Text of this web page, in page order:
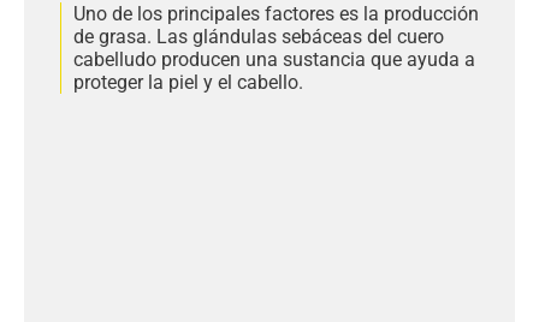
Uno de los principales factores es la producción
de grasa. Las glándulas sebáceas del cuero
cabelludo producen una sustancia que ayuda a
proteger la piel y el cabello.